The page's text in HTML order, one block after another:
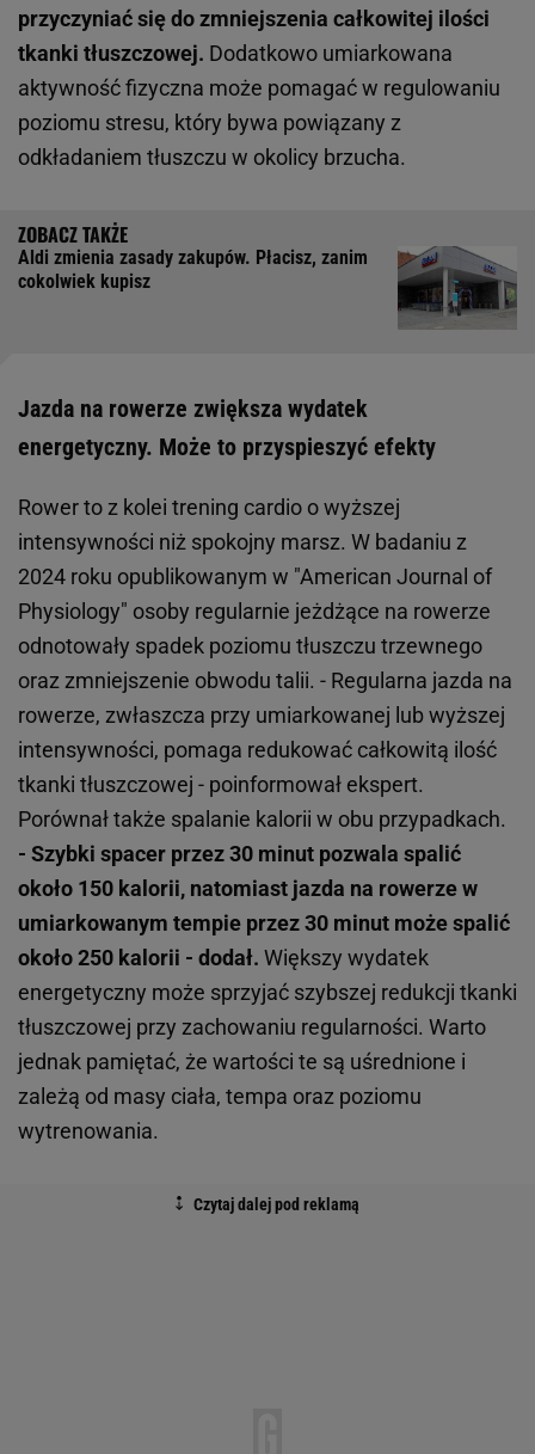
przyczyniać się do zmniejszenia całkowitej ilości
tkanki tłuszczowej. Dodatkowo umiarkowana
aktywność fizyczna może pomagać w regulowaniu
poziomu stresu, który bywa powiązany z
odkładaniem tłuszczu w okolicy brzucha.
Aldi zmienia zasady zakupów. Płacisz, zanim
cokolwiek kupisz
Jazda na rowerze zwiększa wydatek
energetyczny. Może to przyspieszyć efekty
Rower to z kolei trening cardio o wyższej
intensywności niż spokojny marsz. W badaniu z
2024 roku opublikowanym w "American Journal of
Physiology" osoby regularnie jeżdżące na rowerze
odnotowały spadek poziomu tłuszczu trzewnego
oraz zmniejszenie obwodu talii. - Regularna jazda na
rowerze, zwłaszcza przy umiarkowanej lub wyższej
intensywności, pomaga redukować całkowitą ilość
tkanki tłuszczowej - poinformował ekspert.
Porównał także spalanie kalorii w obu przypadkach.
- Szybki spacer przez 30 minut pozwala spalić
około 150 kalorii, natomiast jazda na rowerze w
umiarkowanym tempie przez 30 minut może spalić
około 250 kalorii - dodał. Większy wydatek
energetyczny może sprzyjać szybszej redukcji tkanki
tłuszczowej przy zachowaniu regularności. Warto
jednak pamiętać, że wartości te są uśrednione i
zależą od masy ciała, tempa oraz poziomu
wytrenowania.